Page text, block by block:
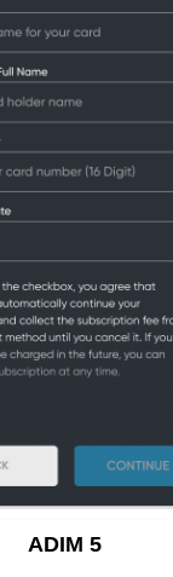
ADIM 5